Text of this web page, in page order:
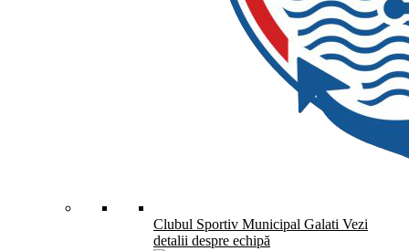
Clubul Sportiv Municipal Galati Vezi
detalii despre echipă